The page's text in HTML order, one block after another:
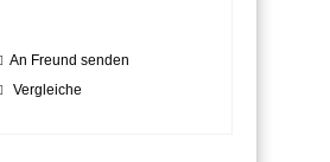
An Freund senden
Vergleiche